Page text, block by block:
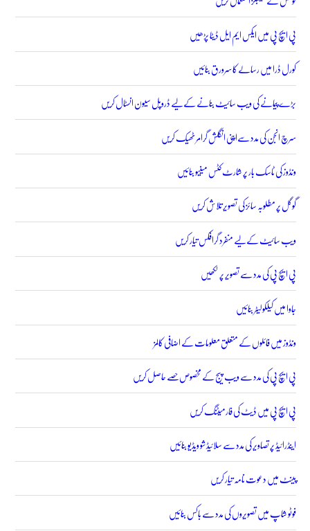
پی ایچ پی میں ایکس ایم ایل ڈیٹا پڑھیں
کورل ڈرا میں رسالے کا سرورق بنائیں
بڑے پیمانے کی ویب سائیٹ بنانے کے لیے ڈروپل سیون انسٹال کریں
سرچ انجن کی مدد سےاپنی انگلش گرامر ٹھیک کریں
ونڈوز کی ٹاسک بار پر شارٹ کٹس مینیو بنائیں
گوگل پر مطلوبہ سائز کی تصویر تلاش کریں
ویب سائیٹ کے لیے منفرد گرافکس تیار کریں
پی ایچ پی کی مدد سے تصویر پر لکھیں
جاوا میں کیلکولیٹر بنائیں
ونڈوز میں فائلوں کے متعلق معلومات کے اضافی کالمز
پی ایچ پی کی مدد سے ویب پیج کے مخصوص حصے حاصل کریں
پی ایچ پی میں ڈیٹ کی فارمیٹنگ کریں
اینڈرائیڈ پر تصاویر کی مدد سے سلائیڈ شو ویڈیو بنائیں
پینٹ میں دعوت نامہ تیار کریں
فوٹو شاپ میں تصویروں کی مدد سے باکس بنائیں